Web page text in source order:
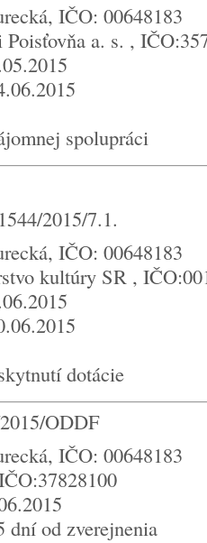
IČO: 00648183
a. s. ,
spolupráci
2015/7.1.
IČO: 00648183
kultúry SR ,
dotácie
ODDF
IČO: 00648183
dní od zverejnenia